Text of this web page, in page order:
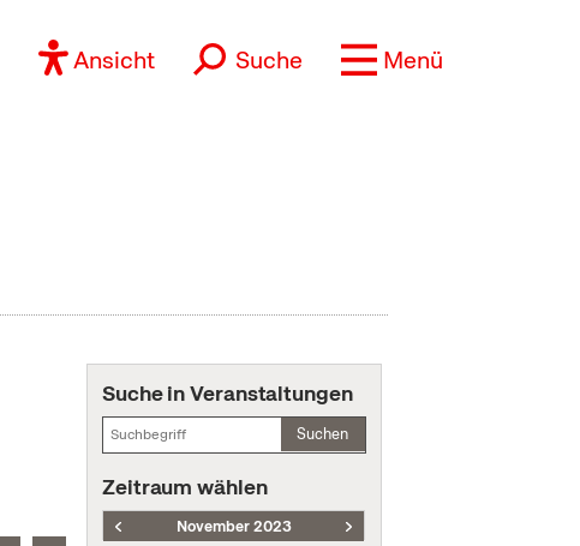
Ansicht Suche Menü
Suche in Veranstaltungen
Suchen
Zeitraum wählen
November 2023